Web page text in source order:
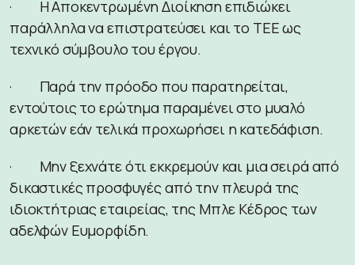
· Η Αποκεντρωμένη Διοίκηση επιδιώκει
παράλληλα να επιστρατεύσει και το ΤΕΕ ως
τεχνικό σύμβουλο του έργου.
· Παρά την πρόοδο που παρατηρείται,
εντούτοις το ερώτημα παραμένει στο μυαλό
αρκετών εάν τελικά προχωρήσει η κατεδάφιση.
· Μην ξεχνάτε ότι εκκρεμούν και μια σειρά από
δικαστικές προσφυγές από την πλευρά της
ιδιοκτήτριας εταιρείας, της Μπλε Κέδρος των
αδελφών Ευμορφίδη.